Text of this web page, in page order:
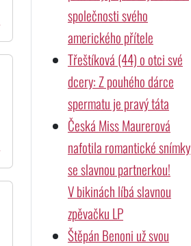
společnosti svého
amerického přítele
Třeštíková (44) o otci své
dcery: Z pouhého dárce
spermatu je pravý táta
Česká Miss Maurerová
nafotila romantické snímky
se slavnou partnerkou!
V bikinách líbá slavnou
zpěvačku LP
Štěpán Benoni už svou